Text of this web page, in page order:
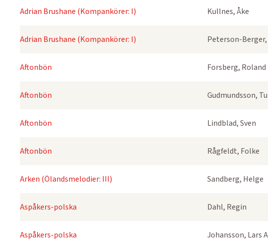
Adrian Brushane (Kompankörer: I) Kullnes, Åke
Adrian Brushane (Kompankörer: I) Peterson-
Aftonbön Forsberg, Roland
Aftonbön Gudmundsson,
Aftonbön Lindblad, Sven
Aftonbön Rågfeldt, Folke
Arken (Ölandsmelodier: III) Sandberg, Helge
Aspåkers-polska Dahl, Regin
Aspåkers-polska Johansson, Lars